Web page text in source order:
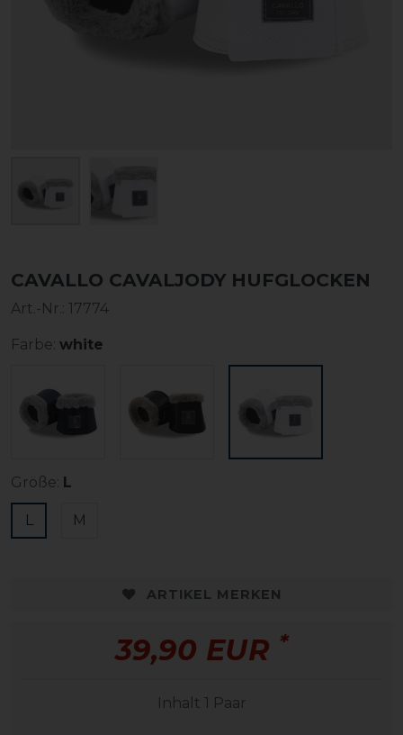
CAVALLO CAVALJODY HUFGLOCKEN
Art.-Nr.: 17774
Farbe: white
Größe: L
L M
ARTIKEL MERKEN
39,90 EUR *
Inhalt 1 Paar